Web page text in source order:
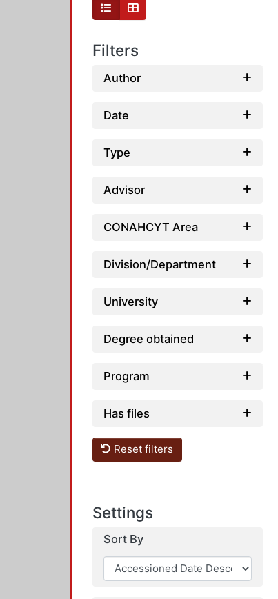
Filters
Author
Date
Type
Advisor
CONAHCYT Area
Division/Department
University
Degree obtained
Program
Has files
Reset filters
Settings
Sort By